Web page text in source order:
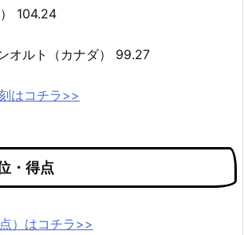
104.24
オルト（カナダ） 99.27
はコチラ>>
・得点
）はコチラ>>